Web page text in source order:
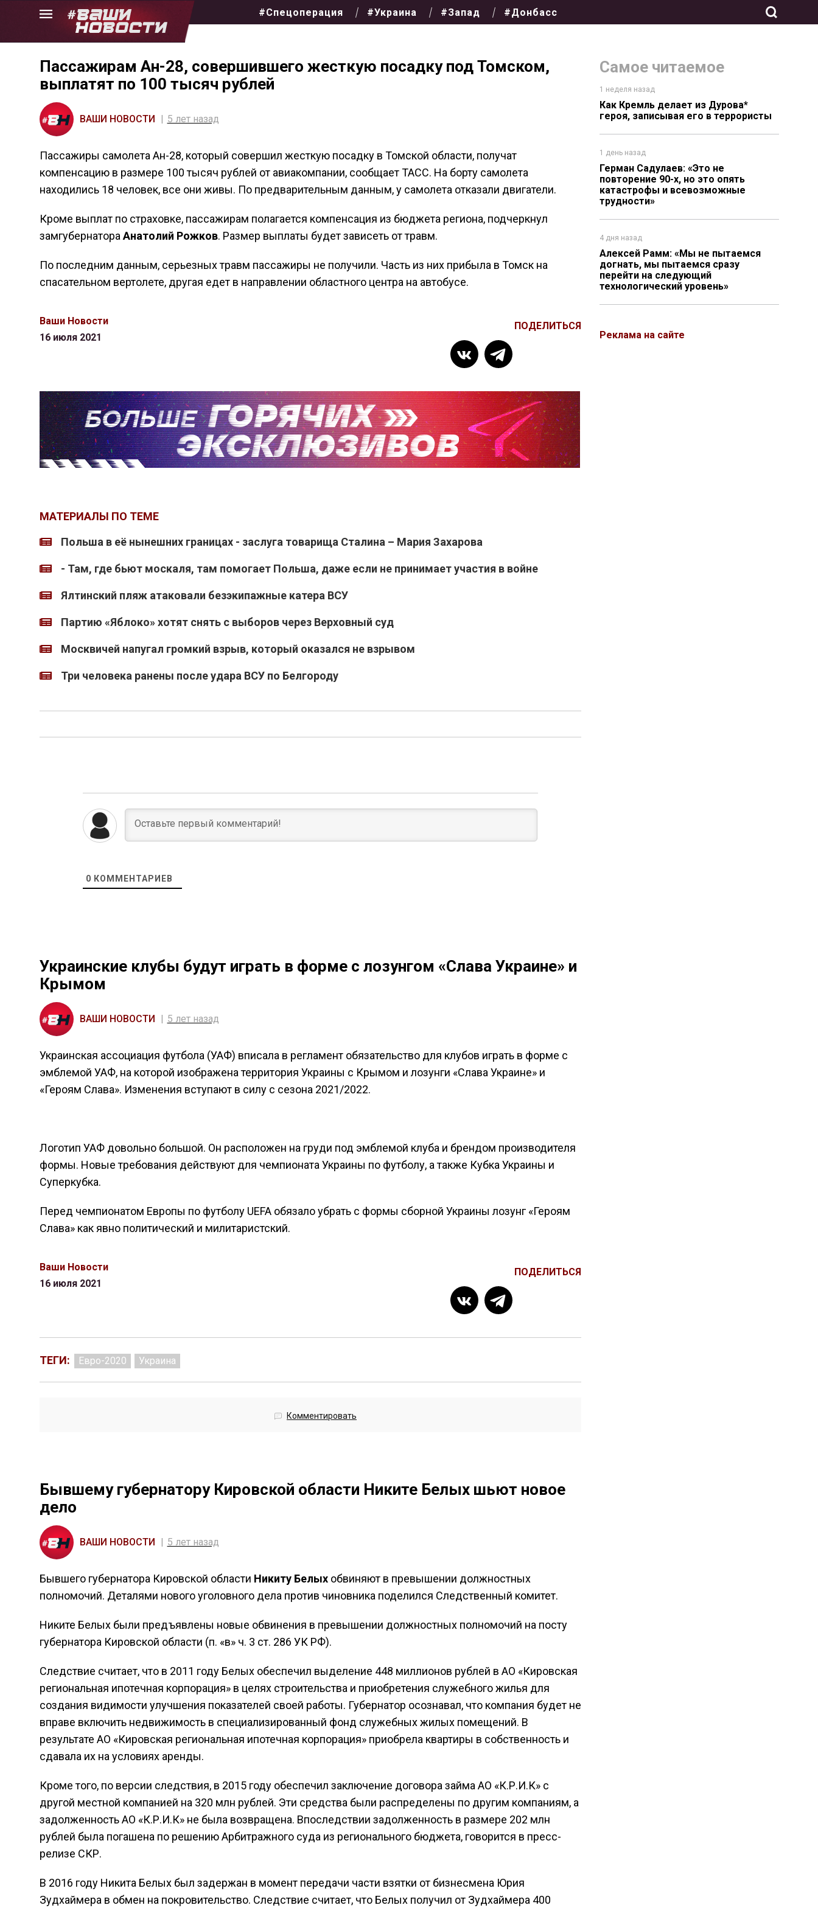
Skip
#Спецоперация #Украина #Запад #Донбасс
Самое читаемое
1 неделя назад
Как Кремль делает из Дурова*
героя, записывая его в террористы
1 день назад
Герман Садулаев: «Это не
повторение 90-х, но это опять
катастрофы и всевозможные
трудности»
4 дня назад
Алексей Рамм: «Мы не пытаемся
догнать, мы пытаемся сразу
перейти на следующий
технологический уровень»
Реклама на сайте
Пассажирам Ан-28, совершившего жесткую посадку под Томском,
выплатят по 100 тысяч рублей
ВАШИ НОВОСТИ 5 лет назад
Пассажиры самолета Ан-28, который совершил жесткую посадку в Томской области, получат
компенсацию в размере 100 тысяч рублей от авиакомпании, сообщает ТАСС. На борту самолета
находились 18 человек, все они живы. По предварительным данным, у самолета отказали двигатели.
Кроме выплат по страховке, пассажирам полагается компенсация из бюджета региона, подчеркнул
замгубернатора Анатолий Рожков. Размер выплаты будет зависеть от травм.
По последним данным, серьезных травм пассажиры не получили. Часть из них прибыла в Томск на
спасательном вертолете, другая едет в направлении областного центра на автобусе.
Ваши Новости
16 июля 2021
ПОДЕЛИТЬСЯ
МАТЕРИАЛЫ ПО ТЕМЕ
Польша в её нынешних границах - заслуга товарища Сталина – Мария Захарова
- Там, где бьют москаля, там помогает Польша, даже если не принимает участия в войне
Ялтинский пляж атаковали безэкипажные катера ВСУ
Партию «Яблоко» хотят снять с выборов через Верховный суд
Москвичей напугал громкий взрыв, который оказался не взрывом
Три человека ранены после удара ВСУ по Белгороду
0 КОММЕНТАРИЕВ
Украинские клубы будут играть в форме с лозунгом «Слава Украине» и
Крымом
ВАШИ НОВОСТИ 5 лет назад
Украинская ассоциация футбола (УАФ) вписала в регламент обязательство для клубов играть в форме с
эмблемой УАФ, на которой изображена территория Украины с Крымом и лозунги «Слава Украине» и
«Героям Слава». Изменения вступают в силу с сезона 2021/2022.
Логотип УАФ довольно большой. Он расположен на груди под эмблемой клуба и брендом производителя
формы. Новые требования действуют для чемпионата Украины по футболу, а также Кубка Украины и
Суперкубка.
Перед чемпионатом Европы по футболу UEFA обязало убрать с формы сборной Украины лозунг «Героям
Слава» как явно политический и милитаристский.
Ваши Новости
16 июля 2021
ПОДЕЛИТЬСЯ
ТЕГИ: Евро-2020 Украина
Комментировать
Бывшему губернатору Кировской области Никите Белых шьют новое
дело
ВАШИ НОВОСТИ 5 лет назад
Бывшего губернатора Кировской области Никиту Белыхобвиняют в превышении должностных
полномочий. Деталями нового уголовного дела против чиновника поделился Следственный комитет.
Никите Белых были предъявлены новые обвинения в превышении должностных полномочий на посту
губернатора Кировской области (п. «в» ч. 3 ст. 286 УК РФ).
Следствие считает, что в 2011 году Белых обеспечил выделение 448 миллионов рублей в АО «Кировская
региональная ипотечная корпорация» в целях строительства и приобретения служебного жилья для
создания видимости улучшения показателей своей работы. Губернатор осознавал, что компания будет не
вправе включить недвижимость в специализированный фонд служебных жилых помещений. В
результате АО «Кировская региональная ипотечная корпорация» приобрела квартиры в собственность и
сдавала их на условиях аренды.
Кроме того, по версии следствия, в 2015 году обеспечил заключение договора займа АО «К.Р.И.К» с
другой местной компанией на 320 млн рублей. Эти средства были распределены по другим компаниям, а
задолженность АО «К.Р.И.К» не была возвращена. Впоследствии задолженность в размере 202 млн
рублей была погашена по решению Арбитражного суда из регионального бюджета, говорится в пресс-
релизе СКР.
В 2016 году Никита Белых был задержан в момент передачи части взятки от бизнесмена Юрия
Зудхаймера в обмен на покровительство. Следствие считает, что Белых получил от Зудхаймера 400